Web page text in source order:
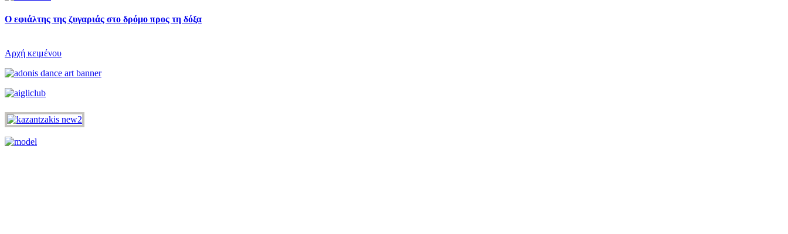
Ο εφιάλτης της ζυγαριάς στο δρόμο προς τη δόξα
Αρχή κειμένου